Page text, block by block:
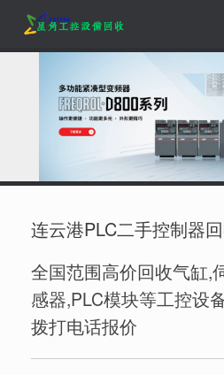
content
连云港PLC二手控制器
全国范围高价回收气缸,
感器,PLC模块等工控设
拨打电话报价